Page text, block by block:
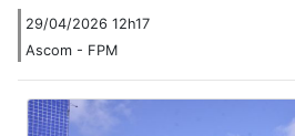
29/04/2026 12h17
Ascom - FPM